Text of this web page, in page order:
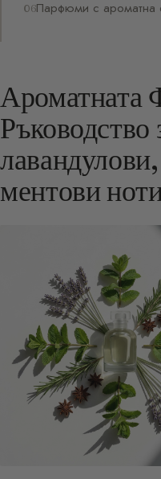
Парфюми с ароматна
Ароматната
Ръководство
ментови